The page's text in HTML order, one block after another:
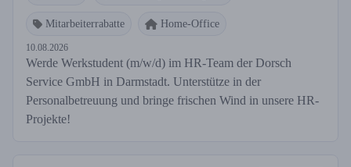
Mitarbeiterrabatte Home-Office
10.08.2026
Werde Werkstudent (m/w/d) im HR-Team der Dorsch
Service GmbH in Darmstadt. Unterstütze in der
Personalbetreuung und bringe frischen Wind in unsere HR-
Projekte!